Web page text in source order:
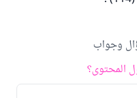
وجواب
المحتوى؟